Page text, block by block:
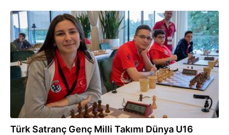
18.08.2023
Türk Satranç Genç Milli Takımı Dünya U16